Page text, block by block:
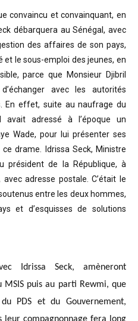
convaincu et convainquant, en
débarquera au Sénégal, avec
des affaires de son pays,
et le sous-emploi des jeunes, en
parce que Monsieur Djibril
d’échanger avec les autorités
En effet, suite au naufrage du
adressé à l’époque un
Wade, pour lui présenter ses
ce drame. Idrissa Seck, Ministre
président de
la République, à
adresse postale. C’était le
entre les deux hommes,
et d’esquisses de solutions
Idrissa Seck, amèneront
puis au parti Rewmi, que
PDS et du Gouvernement,